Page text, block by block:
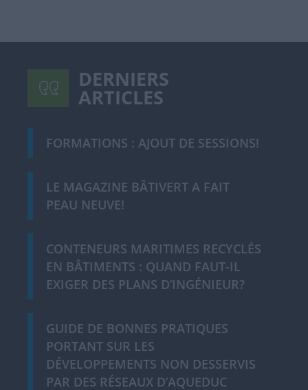
DERNIERS
ARTICLES
FORMATIONS : AJOUT DE SESSIONS!
LE MAGAZINE BÂTIVERT A FAIT
PEAU NEUVE!
CONTENEURS MARITIMES RECYCLÉS
EN BÂTIMENTS : QUAND FAUT-IL
EXIGER DES PLANS D’INGÉNIEUR?
GUIDE DE BONNES PRATIQUES
PORTANT SUR LES
DÉVELOPPEMENTS NON DESSERVIS
PAR DES RÉSEAUX D’AQUEDUC